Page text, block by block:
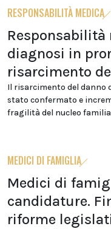
RESPONSABILITÀ MEDICA
Responsabilità
diagnosi in
risarcimento
Il risarcimento del danno
stato confermato e
fragilità del nucleo
MEDICI DI FAMIGLIA
Medici di
candidature.
riforme